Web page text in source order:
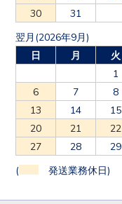
30
31
翌月(2026年9月)
日
月 火
1
6
7 8
13
14 15
20
21 22
27
28 29
( 発送業務休日)